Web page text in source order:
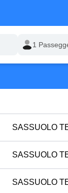
SASSUOLO
SASSUOLO
SASSUOLO